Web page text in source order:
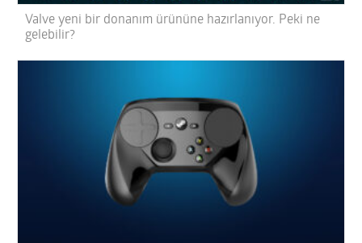
Valve yeni bir donanım ürününe hazırlanıyor. Peki ne
gelebilir?